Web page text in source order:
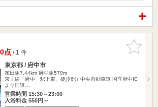
お気に入
りに追加
点/ 1 件
東京都 / 府中市
布田駅7.44km 府中駅570m
京王線「府中」駅下車、徒歩6分 中央自動車道 国立府中IC
より国道…
営業時間 15:30～23:00
入浴料金 550円～